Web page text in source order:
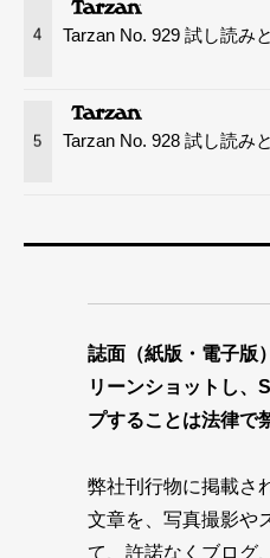
4 Tarzan No. 929 試し読み
5 Tarzan No. 928 試し読み
誌面（紙版・電子版
リーンショットし、
プすることは法律で
弊社刊行物に掲載さ
文章を、写真撮影や
て、許諾なくブログ